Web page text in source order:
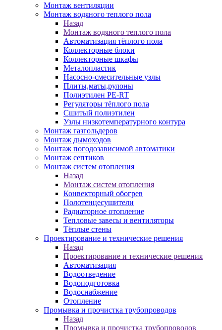
Монтаж вентиляции
Монтаж водяного теплого пола
Назад
Монтаж водяного теплого пола
Автоматизация тёплого пола
Коллекторные блоки
Коллекторные шкафы
Металопластик
Насосно-смесительные узлы
Плиты,маты,рулоны
Полиэтилен PE-RT
Регуляторы тёплого пола
Сшитый полиэтилен
Узлы низкотемпературного контура
Монтаж газгольдеров
Монтаж дымоходов
Монтаж погодозависимой автоматики
Монтаж септиков
Монтаж систем отопления
Назад
Монтаж систем отопления
Конвекторный обогрев
Полотенцесушители
Радиаторное отопление
Тепловые завесы и вентиляторы
Тёплые стены
Проектирование и технические решения
Назад
Проектирование и технические решения
Автоматизация
Водоотведение
Водоподготовка
Водоснабжение
Отопление
Промывка и прочистка трубопроводов
Назад
Промывка и прочистка трубопроводов